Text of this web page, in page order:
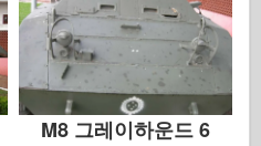
M8 그레이하운드 6